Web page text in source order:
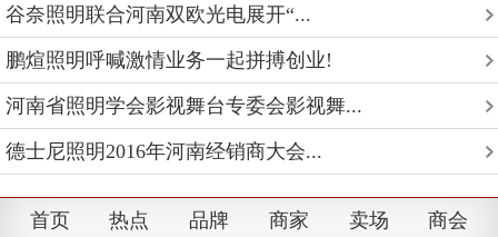
谷奈照明联合河南双欧光电展开“...
鹏煊照明呼喊激情业务一起拼搏创业!
河南省照明学会影视舞台专委会影视舞...
德士尼照明2016年河南经销商大会...
首页 热点 品牌 商家 卖场 商会